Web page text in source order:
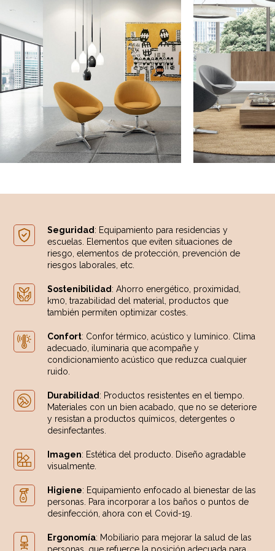
Seguridad : Equipamiento para residencias y
escuelas. Elementos que eviten situaciones de
riesgo, elementos de protección, prevención de
riesgos laborales, etc.
Sostenibilidad : Ahorro energético, proximidad,
km0, trazabilidad del material, productos que
también permiten optimizar costes.
Confort: Confor térmico, acústico y lumínico. Clima
adecuado, iluminaria que acompañe y
condicionamiento acústico que reduzca cualquier
ruido.
Durabilidad : Productos resistentes en el tiempo.
Materiales con un bien acabado, que no se deteriore
y resistan a productos químicos, detergentes o
desinfectantes.
Imagen: Estética del producto. Diseño agradable
visualmente.
Higiene: Equipamiento enfocado al bienestar de las
personas. Para incorporar a los baños o puntos de
desinfección, ahora con el Covid-19.
Ergonomía: Mobiliario para mejorar la salud de las
personas, que refuerce la posición adecuada para